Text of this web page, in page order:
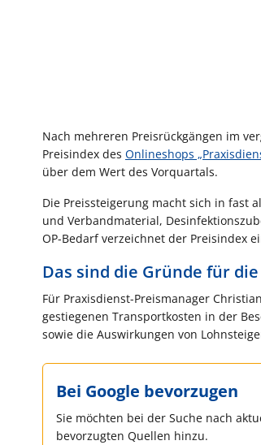
Nach mehreren Preisrückgängen im
Preisindex des Onlineshops
über dem Wert des Vorquartals.
Die Preissteigerung macht sich in fast
und Verbandmaterial,
OP-Bedarf verzeichnet der Preisindex
Das sind die Gründe für
Für Praxisdienst-Preismanager
gestiegenen Transportkosten in der
sowie die Auswirkungen von
Bei Google bevorzugen
Sie möchten bei der Suche nach
bevorzugten Quellen hinzu.